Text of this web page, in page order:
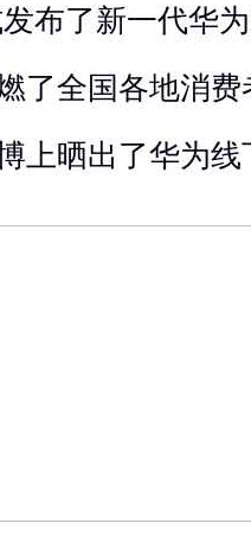
布了新一代华
了全国各地消
上晒出了华为